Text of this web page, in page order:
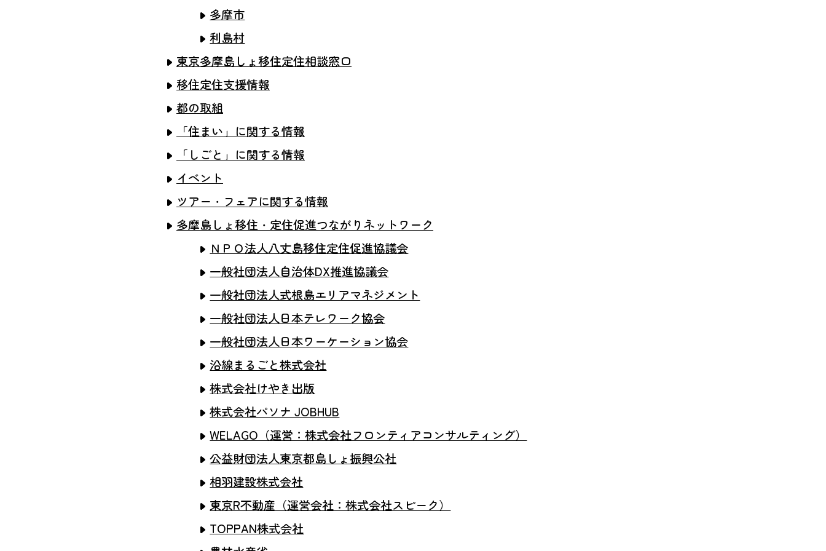
多摩市
利島村
東京多摩島しょ移住定住相談窓口
移住定住支援情報
都の取組
「住まい」に関する情報
「しごと」に関する情報
イベント
ツアー・フェアに関する情報
多摩島しょ移住・定住促進つながりネットワーク
ＮＰＯ法人八丈島移住定住促進協議会
一般社団法人自治体DX推進協議会
一般社団法人式根島エリアマネジメント
一般社団法人日本テレワーク協会
一般社団法人日本ワーケーション協会
沿線まるごと株式会社
株式会社けやき出版
株式会社パソナ JOBHUB
WELAGO（運営：株式会社フロンティアコンサルティング）
公益財団法人東京都島しょ振興公社
相羽建設株式会社
東京R不動産（運営会社：株式会社スピーク）
TOPPAN株式会社